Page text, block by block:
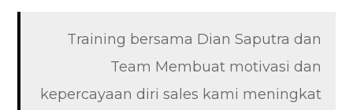
Training bersama Dian Saputra dan
Team Membuat motivasi dan
kepercayaan diri sales kami meningkat